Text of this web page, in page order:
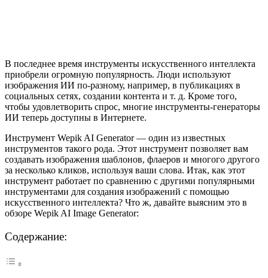
В последнее время инструменты искусственного интеллекта
приобрели огромную популярность. Люди используют
изображения ИИ по-разному, например, в публикациях в
социальных сетях, создании контента и т. д. Кроме того,
чтобы удовлетворить спрос, многие инструменты-генераторы
ИИ теперь доступны в Интернете.
Инструмент Wepik AI Generator — один из известных
инструментов такого рода. Этот инструмент позволяет вам
создавать изображения шаблонов, флаеров и многого другого
за несколько кликов, используя ваши слова. Итак, как этот
инструмент работает по сравнению с другими популярными
инструментами для создания изображений с помощью
искусственного интеллекта? Что ж, давайте выясним это в
обзоре Wepik AI Image Generator:
Содержание: